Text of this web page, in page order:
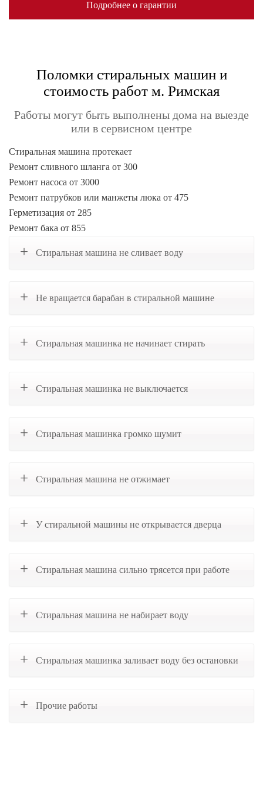
Подробнее о гарантии
Поломки стиральных машин и
стоимость работ м. Римская
Работы могут быть выполнены дома на выезде
или в сервисном центре
Стиральная машина протекает
Ремонт сливного шланга от 300
Ремонт насоса от 3000
Ремонт патрубков или манжеты люка от 475
Герметизация от 285
Ремонт бака от 855
Стиральная машина не сливает воду
Не вращается барабан в стиральной машине
Стиральная машинка не начинает стирать
Стиральная машинка не выключается
Стиральная машинка громко шумит
Стиральная машина не отжимает
У стиральной машины не открывается дверца
Стиральная машина сильно трясется при работе
Стиральная машина не набирает воду
Стиральная машинка заливает воду без остановки
Прочие работы